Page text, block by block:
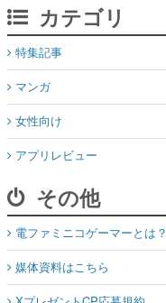
カテゴリ
特集記事
マンガ
女性向け
アプリレビュー
その他
電ファミニコゲーマーとは？
媒体資料はこちら